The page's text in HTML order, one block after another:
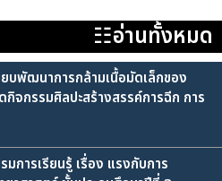
☷อ่านทั้งหมด
ยบพัฒนาการกล้ามเนื้อมัดเล็กของ
จกรรมศิลปะสร้างสรรค์การฉีก การ
การเรียนรู้ เรื่อง แรงกับการ